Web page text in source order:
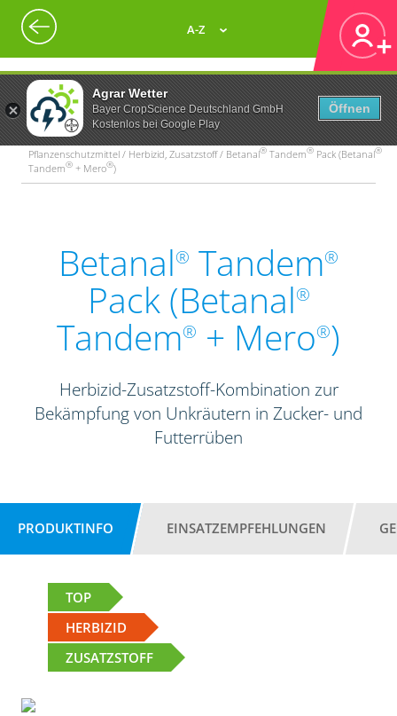
Agrar Wetter
Bayer CropScience Deutschland GmbH
Kostenlos bei Google Play
Öffnen
A-Z
Pflanzenschutzmittel / Herbizid, Zusatzstoff / Betanal® Tandem® Pack (Betanal®
Tandem® + Mero®)
Betanal® Tandem®
Pack (Betanal®
Tandem® + Mero®)
Herbizid-Zusatzstoff-Kombination zur
Bekämpfung von Unkräutern in Zucker- und
Futterrüben
PRODUKTINFO EINSATZEMPFEHLUNGEN
TOP
HERBIZID
ZUSATZSTOFF